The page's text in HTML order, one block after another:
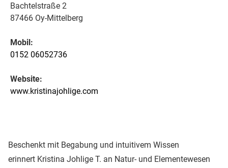
Bachtelstraße 2
87466 Oy-Mittelberg
Mobil:
0152 06052736
Website:
www.kristinajohlige.com
Beschenkt mit Begabung und intuitivem Wissen
erinnert Kristina Johlige T. an Natur- und Elementewesen